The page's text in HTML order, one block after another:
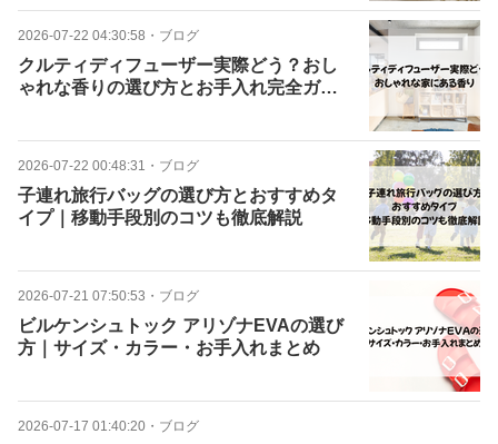
2026-07-22 04:30:58 ・ ブログ
クルティディフューザー実際どう？おし
ゃれな香りの選び方とお手入れ完全ガイ
2026-07-22 00:48:31 ・ ブログ
子連れ旅行バッグの選び方とおすすめタ
イプ｜移動手段別のコツも徹底解説
2026-07-21 07:50:53 ・ ブログ
ビルケンシュトック アリゾナEVAの選び
方｜サイズ・カラー・お手入れまとめ
2026-07-17 01:40:20 ・ ブログ